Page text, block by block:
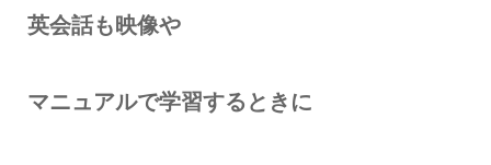
英会話も映像や
マニュアルで学習するときに